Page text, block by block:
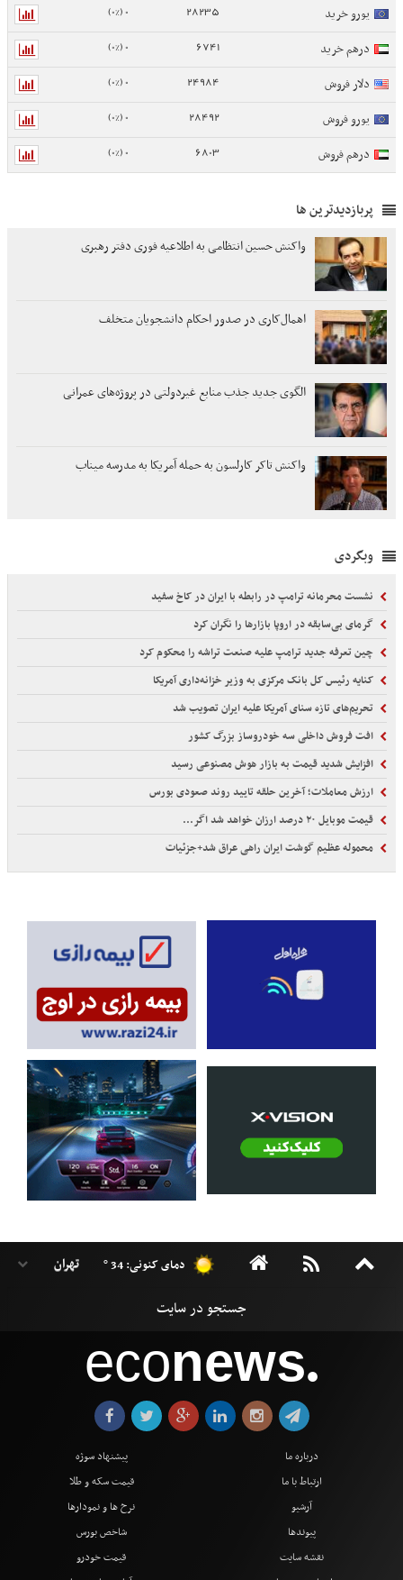
یورو خرید 28235
0 (0%)
درهم خرید 6741
0 (0%)
دلار فروش 24984
0 (0%)
یورو فروش 28492
0 (0%)
درهم فروش 6803
0 (0%)
پربازدیدترین ها
واکنش حسین انتظامی به اطلاعیه فوری دفتر رهبری
اهمال‌کاری در صدور احکام‌ دانشجویان متخلف
الگوی جدید جذب منابع غیردولتی در پروژه‌های عمرانی
واکنش تاکر کارلسون به حمله آمریکا به مدرسه میناب
وبگردی
نشست محرمانه ترامپ در رابطه با ایران در کاخ سفید
گرمای بی‌سابقه در اروپا بازارها را نگران کرد
چین تعرفه جدید ترامپ علیه صنعت تراشه را محکوم کرد
کنایه رئیس کل بانک مرکزی به وزیر خزانه‌داری آمریکا
تحریم‌های تازه سنای آمریکا علیه ایران تصویب شد
افت فروش داخلی سه خودروساز بزرگ کشور
افزایش شدید قیمت به بازار هوش مصنوعی رسید
ارزش معاملات؛ آخرین حلقه تایید روند صعودی بورس
قیمت موبایل ۲۰ درصد ارزان خواهد شد اگر...
محموله عظیم گوشت ایران راهی عراق شد+جزئیات
دمای کنونی: 34 °
econews●
درباره ما
ارتباط با ما
آرشیو
پیوندها
نقشه سایت
پیشنهاد سوژه
قیمت سکه و طلا
نرخ ها و نمودارها
شاخص بورس
قیمت خودرو